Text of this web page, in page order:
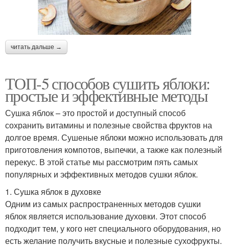
читать дальше →
ТОП-5 способов сушить яблоки:
простые и эффективные методы
Сушка яблок – это простой и доступный способ
сохранить витамины и полезные свойства фруктов на
долгое время. Сушеные яблоки можно использовать для
приготовления компотов, выпечки, а также как полезный
перекус. В этой статье мы рассмотрим пять самых
популярных и эффективных методов сушки яблок.
1. Сушка яблок в духовке
Одним из самых распространенных методов сушки
яблок является использование духовки. Этот способ
подходит тем, у кого нет специального оборудования, но
есть желание получить вкусные и полезные сухофрукты.